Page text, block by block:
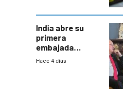
India abre su
primera
embajada
residente en
Hace 4 días